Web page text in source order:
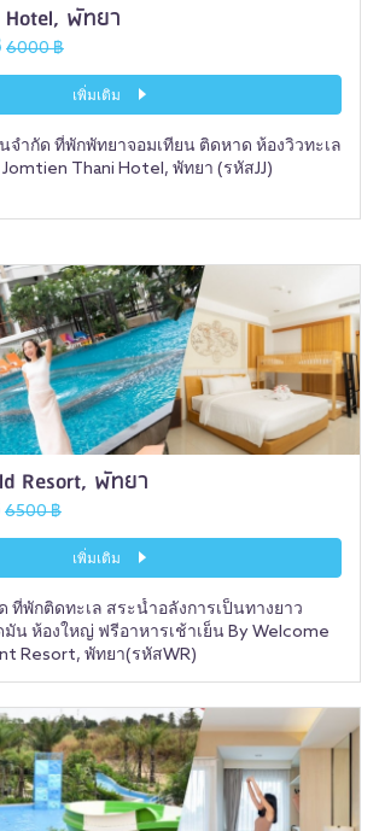
Hotel, พัทยา
6000 ฿
เพิ่มเติม
จำกัด ที่พักพัทยาจอมเทียน ติดหาด ห้องวิวทะเล
Thani Hotel, พัทยา (รหัสJJ)
Resort, พัทยา
6500 ฿
เพิ่มเติม
ที่พักติดทะเล สระน้ำอลังการเป็นทางยาว
น ห้องใหญ่ ฟรีอาหารเช้าเย็น By Welcome
Resort, พัทยา(รหัสWR)